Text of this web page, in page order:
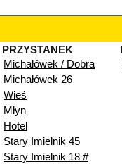
PRZYSTANEK
Michałówek / Dobra
Michałówek 26
Wieś
Młyn
Hotel
Stary Imielnik 45
Stary Imielnik 18 #